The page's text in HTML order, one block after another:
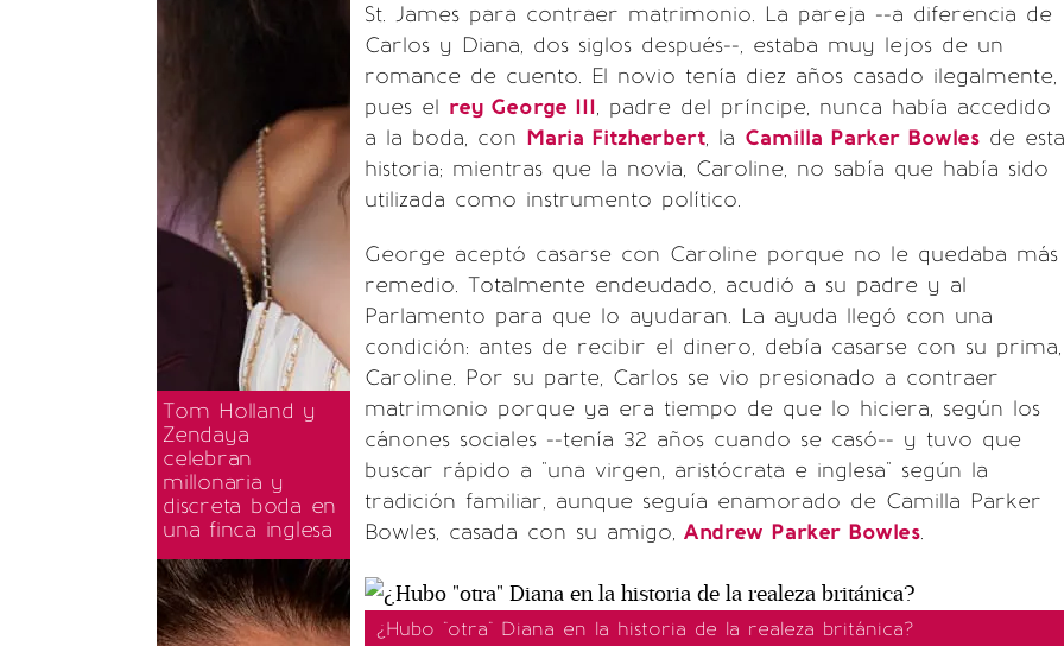
Tom Holland y
Zendaya
celebran
millonaria y
discreta boda en
una finca inglesa
St. James para contraer matrimonio. La pareja --a diferencia de
Carlos y Diana, dos siglos después--, estaba muy lejos de un
romance de cuento. El novio tenía diez años casado ilegalmente,
pues el rey George III, padre del príncipe, nunca había accedido
a la boda, con Maria Fitzherbert, la Camilla Parker Bowles de esta
historia; mientras que la novia, Caroline, no sabía que había sido
utilizada como instrumento político.
George aceptó casarse con Caroline porque no le quedaba más
remedio. Totalmente endeudado, acudió a su padre y al
Parlamento para que lo ayudaran. La ayuda llegó con una
condición: antes de recibir el dinero, debía casarse con su prima,
Caroline. Por su parte, Carlos se vio presionado a contraer
matrimonio porque ya era tiempo de que lo hiciera, según los
cánones sociales --tenía 32 años cuando se casó-- y tuvo que
buscar rápido a "una virgen, aristócrata e inglesa" según la
tradición familiar, aunque seguía enamorado de Camilla Parker
Bowles, casada con su amigo, Andrew Parker Bowles.
¿Hubo "otra" Diana en la historia de la realeza británica?